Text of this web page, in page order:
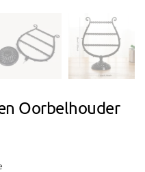
Oorbelhouder